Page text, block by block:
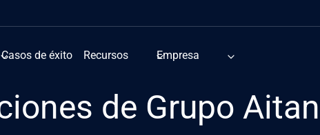
Casos de éxito Recursos Empresa
de Grupo